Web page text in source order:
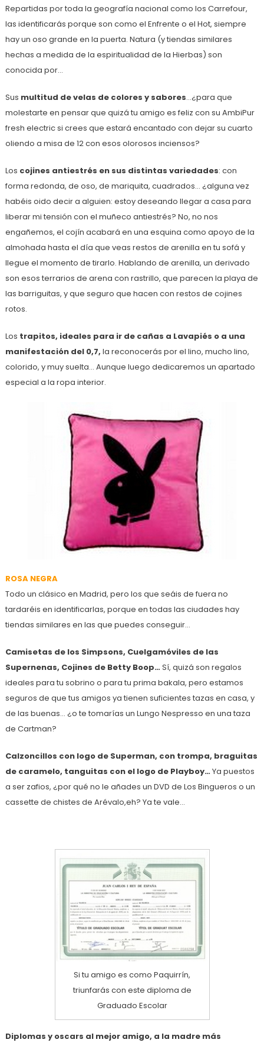
Repartidas por toda la geografía nacional como los Carrefour,
las identificarás porque son como el Enfrente o el Hot, siempre
hay un oso grande en la puerta. Natura (y tiendas similares
hechas a medida de la espiritualidad de la Hierbas) son
conocida por…
Sus multitud de velas de colores y sabores…¿para que
molestarte en pensar que quizá tu amigo es feliz con su AmbiPur
fresh electric si crees que estará encantado con dejar su cuarto
oliendo a misa de 12 con esos olorosos inciensos?
Los cojines antiestrés en sus distintas variedades: con
forma redonda, de oso, de mariquita, cuadrados… ¿alguna vez
habéis oido decir a alguien: estoy deseando llegar a casa para
liberar mi tensión con el muñeco antiestrés? No, no nos
engañemos, el cojín acabará en una esquina como apoyo de la
almohada hasta el día que veas restos de arenilla en tu sofá y
llegue el momento de tirarlo. Hablando de arenilla, un derivado
son esos terrarios de arena con rastrillo, que parecen la playa de
las barriguitas, y que seguro que hacen con restos de cojines
rotos.
Los trapitos, ideales para ir de cañas a Lavapiés o a una
manifestación del 0,7, la reconocerás por el lino, mucho lino,
colorido, y muy suelta… Aunque luego dedicaremos un apartado
especial a la ropa interior.
ROSA NEGRA
Todo un clásico en Madrid, pero los que seáis de fuera no
tardaréis en identificarlas, porque en todas las ciudades hay
tiendas similares en las que puedes conseguir…
Camisetas de los Simpsons, Cuelgamóviles de las
Supernenas, Cojines de Betty Boop…Sí, quizá son regalos
ideales para tu sobrino o para tu prima bakala, pero estamos
seguros de que tus amigos ya tienen suficientes tazas en casa, y
de las buenas… ¿o te tomarías un Lungo Nespresso en una taza
de Cartman?
Calzoncillos con logo de Superman, con trompa, braguitas
de caramelo, tanguitas con el logo de Playboy…Ya puestos
a ser zafios, ¿por qué no le añades un DVD de Los Bingueros o un
cassette de chistes de Arévalo,eh? Ya te vale…
Si tu amigo es como Paquirrín,
triunfarás con este diploma de
Graduado Escolar
Diplomas y oscars al mejor amigo, a la madre más